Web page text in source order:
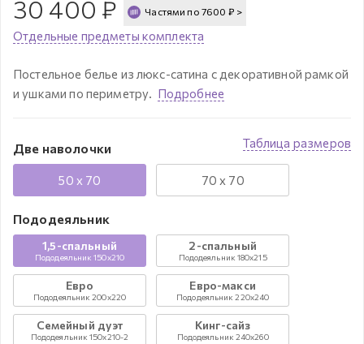
30 400 ₽ Частями по 7600 ₽ >
Отдельные предметы комплекта
Постельное белье из люкс-сатина с декоративной рамкой
и ушками по периметру. Подробнее
Таблица размеров
Две наволочки
50 x 70 70 x 70
Пододеяльник
1,5-спальный
Пододеяльник 150x210
2-спальный
Пододеяльник 180x215
Евро
Пододеяльник 200x220
Евро-макси
Пододеяльник 220x240
Семейный дуэт
Пододеяльник 150x210-2
Кинг-сайз
Пододеяльник 240x260